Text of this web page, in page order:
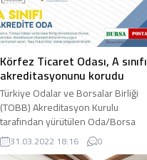
Körfez Ticaret Odası, A sınıfı
akreditasyonunu korudu
Türkiye Odalar ve Borsalar Birliği
(TOBB) Akreditasyon Kurulu
tarafından yürütülen Oda/Borsa
Akreditasyon Sistemi yenileme
denetimlerini ...
31.03.2022 18:16 0